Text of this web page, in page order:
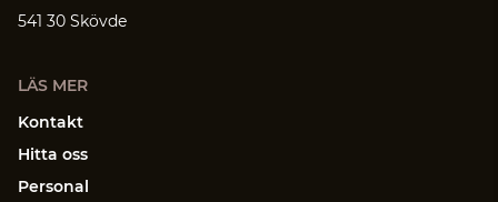
541 30 Skövde
LÄS MER
Kontakt
Hitta oss
Personal